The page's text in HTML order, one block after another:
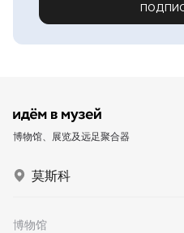
博物馆、展览及远足聚合器
莫斯科
博物馆